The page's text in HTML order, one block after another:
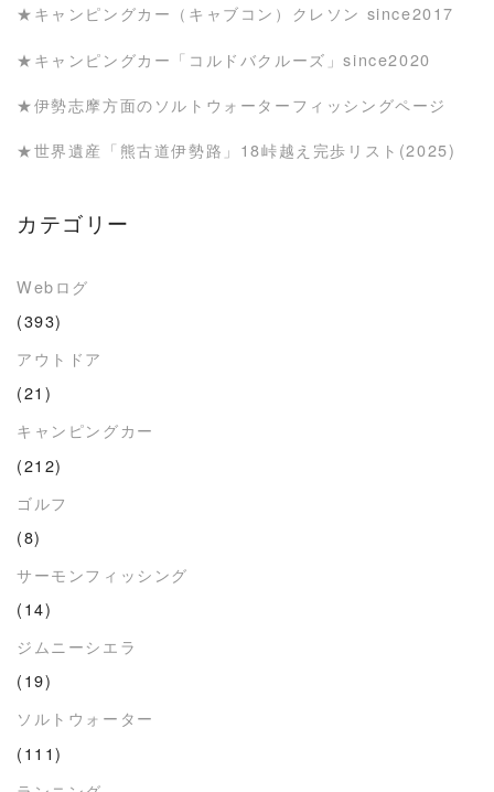
★キャンピングカー（キャブコン）クレソン since2017
★キャンピングカー「コルドバクルーズ」since2020
★伊勢志摩方面のソルトウォーターフィッシングページ
★世界遺産「熊古道伊勢路」18峠越え完歩リスト(2025)
カテゴリー
Webログ
(393)
アウトドア
(21)
キャンピングカー
(212)
ゴルフ
(8)
サーモンフィッシング
(14)
ジムニーシエラ
(19)
ソルトウォーター
(111)